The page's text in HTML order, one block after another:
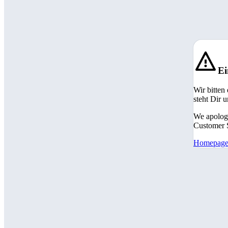
Wir bitten
steht Dir
We
Customer
Homepage